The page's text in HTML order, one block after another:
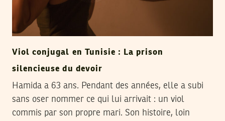
Viol conjugal en Tunisie : La prison
silencieuse du devoir
Hamida a 63 ans. Pendant des années, elle a subi
sans oser nommer ce qui lui arrivait : un viol
commis par son propre mari. Son histoire, loin